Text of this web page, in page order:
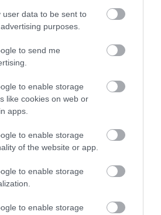
user data to be sent to
purposes.
to send me
to enable storage
like cookies on web or
apps.
to enable storage
of the website or app.
to enable storage
to enable storage
All Parasites From